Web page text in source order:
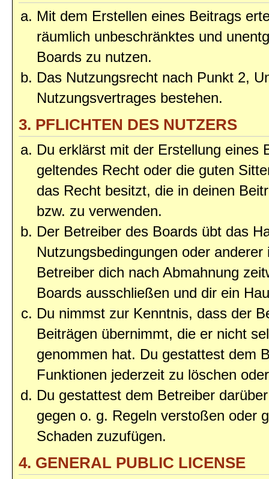
Mit dem Erstellen eines Beitrags
räumlich unbeschränktes und
Boards zu nutzen.
Das Nutzungsrecht nach Punkt 2,
Nutzungsvertrages bestehen.
3. PFLICHTEN DES NUTZERS
Du erklärst mit der Erstellung eines
geltendes Recht oder die guten
das Recht besitzt, die in deinen
bzw. zu verwenden.
Der Betreiber des Boards übt das
Nutzungsbedingungen oder
Betreiber dich nach Abmahnung
Boards ausschließen und dir ein
Du nimmst zur Kenntnis, dass der
Beiträgen übernimmt, die er nicht
genommen hat. Du gestattest dem
Funktionen jederzeit zu löschen
Du gestattest dem Betreiber
gegen o. g. Regeln verstoßen oder
Schaden zuzufügen.
4. GENERAL PUBLIC LICENSE